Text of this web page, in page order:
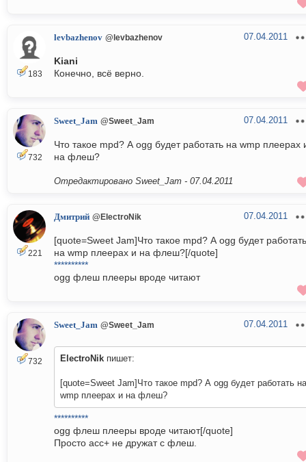
183
levbazhenov @levbazhenov 07.04.2011
Kiani
Конечно, всё верно.
732
Sweet_Jam @Sweet_Jam 07.04.2011
Что такое mpd? А ogg будет работать на wmp плеерах
на флеш?
Отредактировано Sweet_Jam - 07.04.2011
221
Дмитрий @ElectroNik 07.04.2011
[quote=Sweet Jam]Что такое mpd? А ogg будет работать
на wmp плеерах и на флеш?[/quote]
**********
ogg флеш плееры вроде читают
732
Sweet_Jam @Sweet_Jam 07.04.2011
ElectroNik пишет:
[quote=Sweet Jam]Что такое mpd? А ogg будет работать на
wmp плеерах и на флеш?
**********
ogg флеш плееры вроде читают[/quote]
Просто асс+ не дружат с флеш.